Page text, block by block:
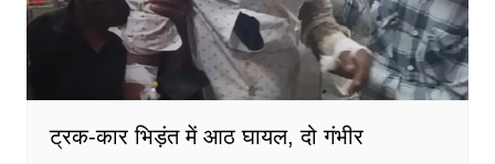
ट्रक-कार भिड़ंत में आठ घायल, दो गंभीर